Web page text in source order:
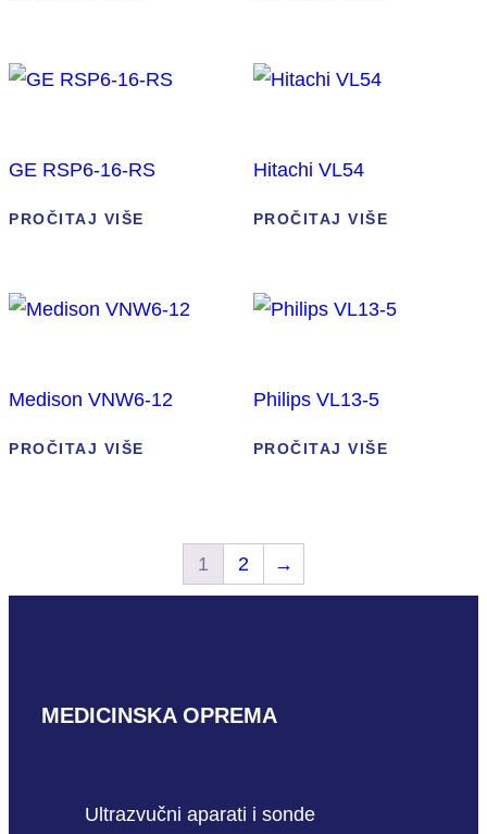
GE RSP6-16-RS
PROČITAJ VIŠE
Hitachi VL54
PROČITAJ VIŠE
Medison VNW6-12
PROČITAJ VIŠE
Philips VL13-5
PROČITAJ VIŠE
1 2 →
MEDICINSKA OPREMA
Ultrazvučni aparati i sonde